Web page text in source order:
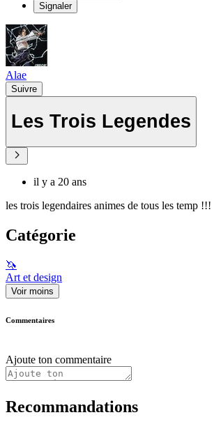
Signaler
Alae
Suivre
Les Trois Legendes
il y a 20 ans
les trois legendaires animes de tous les temp !!!
Catégorie
🦄
Art et design
Voir moins
Commentaires
Ajoute ton commentaire
Recommandations